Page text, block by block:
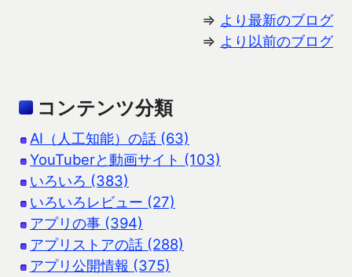
⇒ より最新のブログ
⇒ より以前のブログ
コンテンツ分類
AI（人工知能）の話 (63)
YouTuberと動画サイト (103)
いろいろ (383)
いろいろレビュー (27)
アプリの事 (394)
アプリストアの話 (288)
アプリ公開情報 (375)